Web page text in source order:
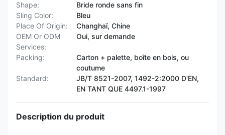
Shape:
Bride ronde sans fin
Sling Color:
Bleu
Place Of Origin:
Changhaï, Chine
OEM Or ODM
Services:
Oui, sur demande
Packing:
Carton + palette, boîte en bois, ou
coutume
Standard:
JB/T 8521-2007, 1492-2:2000 D'EN,
EN TANT QUE 4497.1-1997
Description du produit